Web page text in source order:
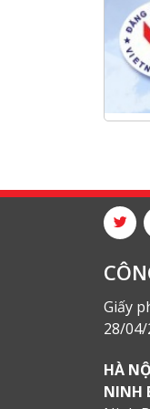
Giấy
28/04/
HÀ
NINH